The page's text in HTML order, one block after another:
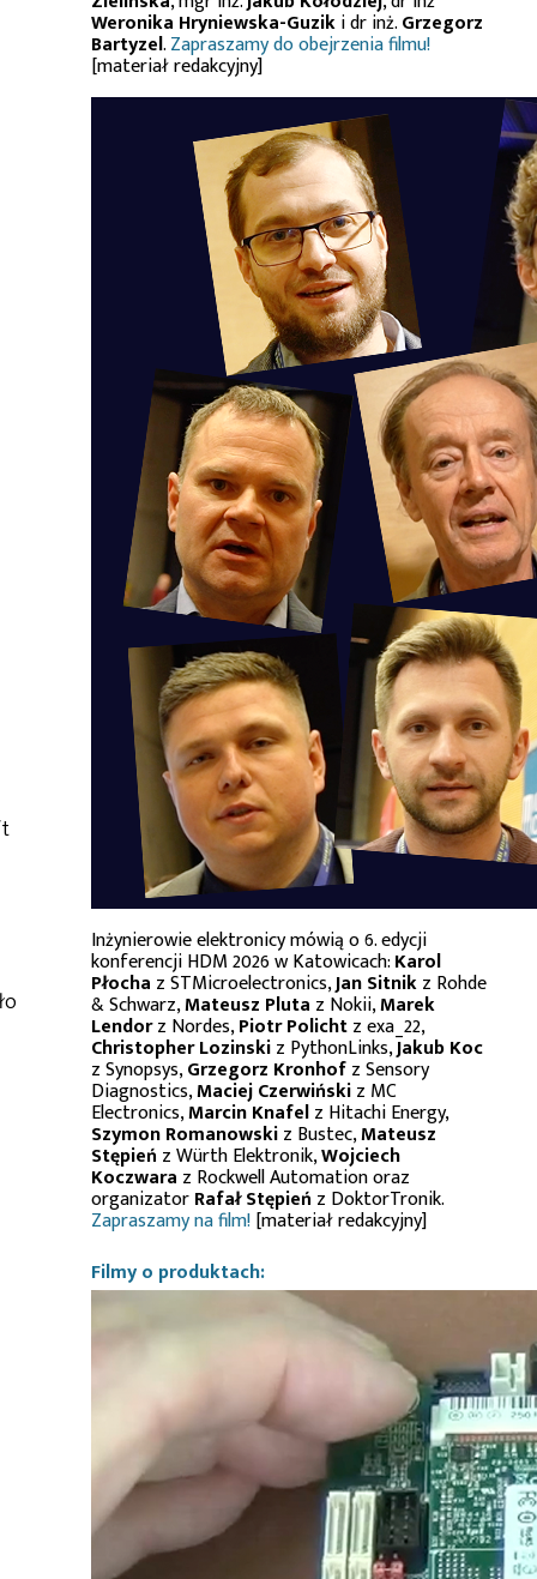
Weronika Hryniewska-Guziki dr inż.Grzegorz
Bartyzel.Zapraszamy do obejrzenia filmu!
[materiał redakcyjny]
Inżynierowie elektronicy mówią o 6. edycji
konferencji HDM 2026 w Katowicach:Karol
Płocha z STMicroelectronics,Jan Sitnikz Rohde
& Schwarz,Mateusz Pluta z Nokii,Marek
Lendorz Nordes,Piotr Polichtz exa_22,
Christopher Lozinskiz PythonLinks,Jakub Koc
z Synopsys,Grzegorz Kronhofz Sensory
Diagnostics,Maciej Czerwińskiz MC
Electronics,Marcin Knafelz Hitachi Energy,
Szymon Romanowskiz Bustec,Mateusz
Stępień z Würth Elektronik,Wojciech
Koczwara z Rockwell Automation oraz
organizatorRafał Stępień z DoktorTronik.
Zapraszamy na film![materiał redakcyjny]
Filmy o produktach: